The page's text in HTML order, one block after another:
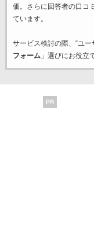
価。さらに回答者の口コ
ています。
サービス検討の際、“ユ
フォーム」選びにお役立
PR